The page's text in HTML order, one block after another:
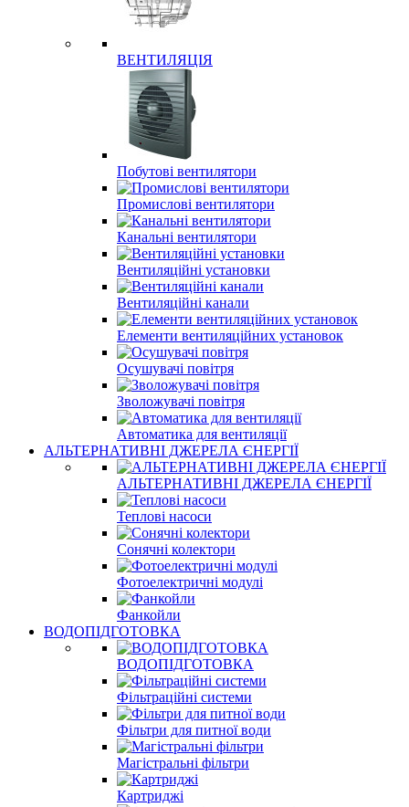
ВЕНТИЛЯЦІЯ
Побутові вентилятори
Промислові вентилятори
Канальні вентилятори
Вентиляційні установки
Вентиляційні канали
Елементи вентиляційних установок
Осушувачі повітря
Зволожувачі повітря
Автоматика для вентиляції
АЛЬТЕРНАТИВНІ ДЖЕРЕЛА ЄНЕРГІЇ
АЛЬТЕРНАТИВНІ ДЖЕРЕЛА ЄНЕРГІЇ
Теплові насоси
Сонячні колектори
Фотоелектричні модулі
Фанкойли
ВОДОПІДГОТОВКА
ВОДОПІДГОТОВКА
Фільтраційні системи
Фільтри для питної води
Магістральні фільтри
Картриджі